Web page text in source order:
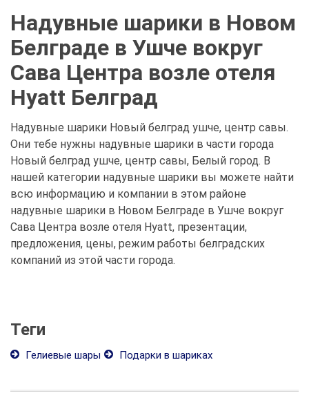
Надувные шарики в Новом
Белграде в Ушче вокруг
Сава Центра возле отеля
Hyatt Белград
Надувные шарики Новый белград ушче, центр савы.
Они тебе нужны надувные шарики в части города
Новый белград ушче, центр савы, Белый город. В
нашей категории надувные шарики вы можете найти
всю информацию и компании в этом районе
надувные шарики в Новом Белграде в Ушче вокруг
Сава Центра возле отеля Hyatt, презентации,
предложения, цены, режим работы белградских
компаний из этой части города.
Теги
Гелиевые шары Подарки в шариках